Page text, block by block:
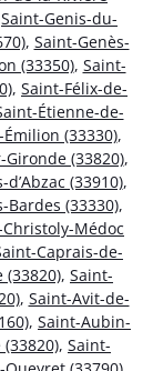
Saint-Genis-du-
, Saint-Genès-
(33350), Saint-
, Saint-Félix-de-
Étienne-de-
(33330),
(33820),
(33910),
(33330),
Médoc
Caprais-de-
(33820), Saint-
, Saint-Avit-de-
, Saint-Aubin-
, Saint-